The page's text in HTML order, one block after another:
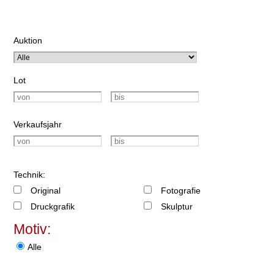
Auktion
Lot
Verkaufsjahr
Technik:
Original
Druckgrafik
Fotografie
Skulptur
Motiv:
Alle